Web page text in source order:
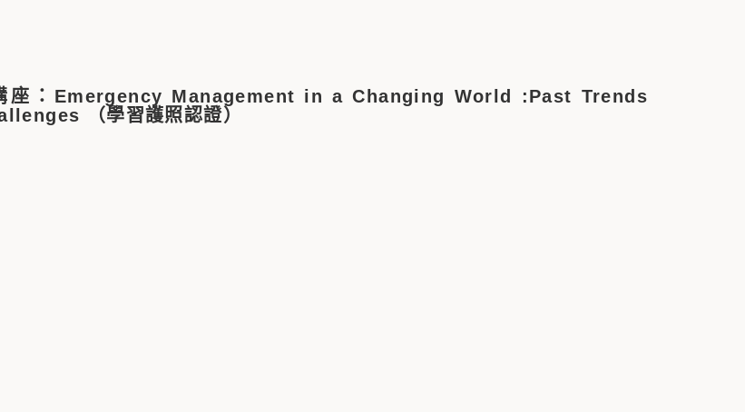
座：Emergency Management in a Changing World :Past Trends
（學習護照認證）